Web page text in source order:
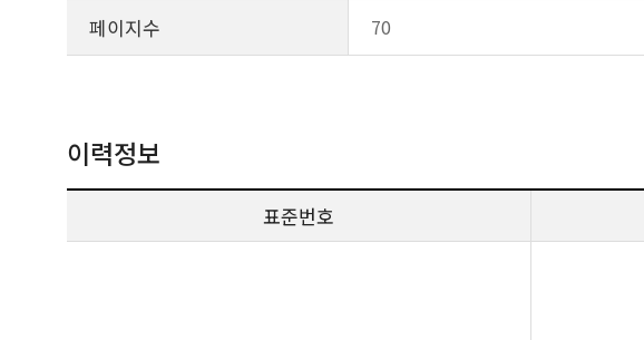
페이지수 70
이력정보
표준번호